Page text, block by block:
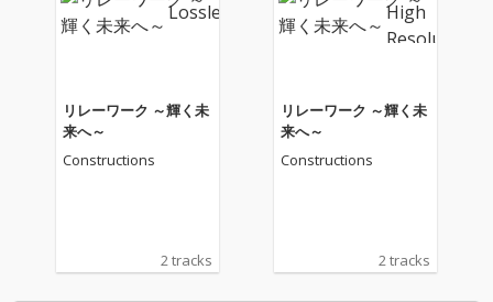
リレーワーク ～輝く未
来へ～
Constructions
2 tracks
リレーワーク ～輝く未
来へ～
Constructions
2 tracks